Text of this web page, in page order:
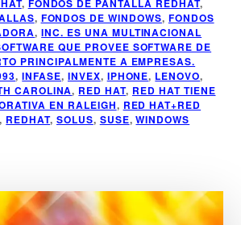
, FONDOS DE PANTALLA REDHAT,
, FONDOS DE WINDOWS, FONDOS
,INC. ES UNA MULTINACIONAL
QUE PROVEE SOFTWARE DE
PRINCIPALMENTE A EMPRESAS.
,INFASE, INVEX, IPHONE, LENOVO,
CAROLINA, RED HAT, RED HAT TIENE
EN RALEIGH, RED HAT+RED
, REDHAT, SOLUS, SUSE,WINDOWS